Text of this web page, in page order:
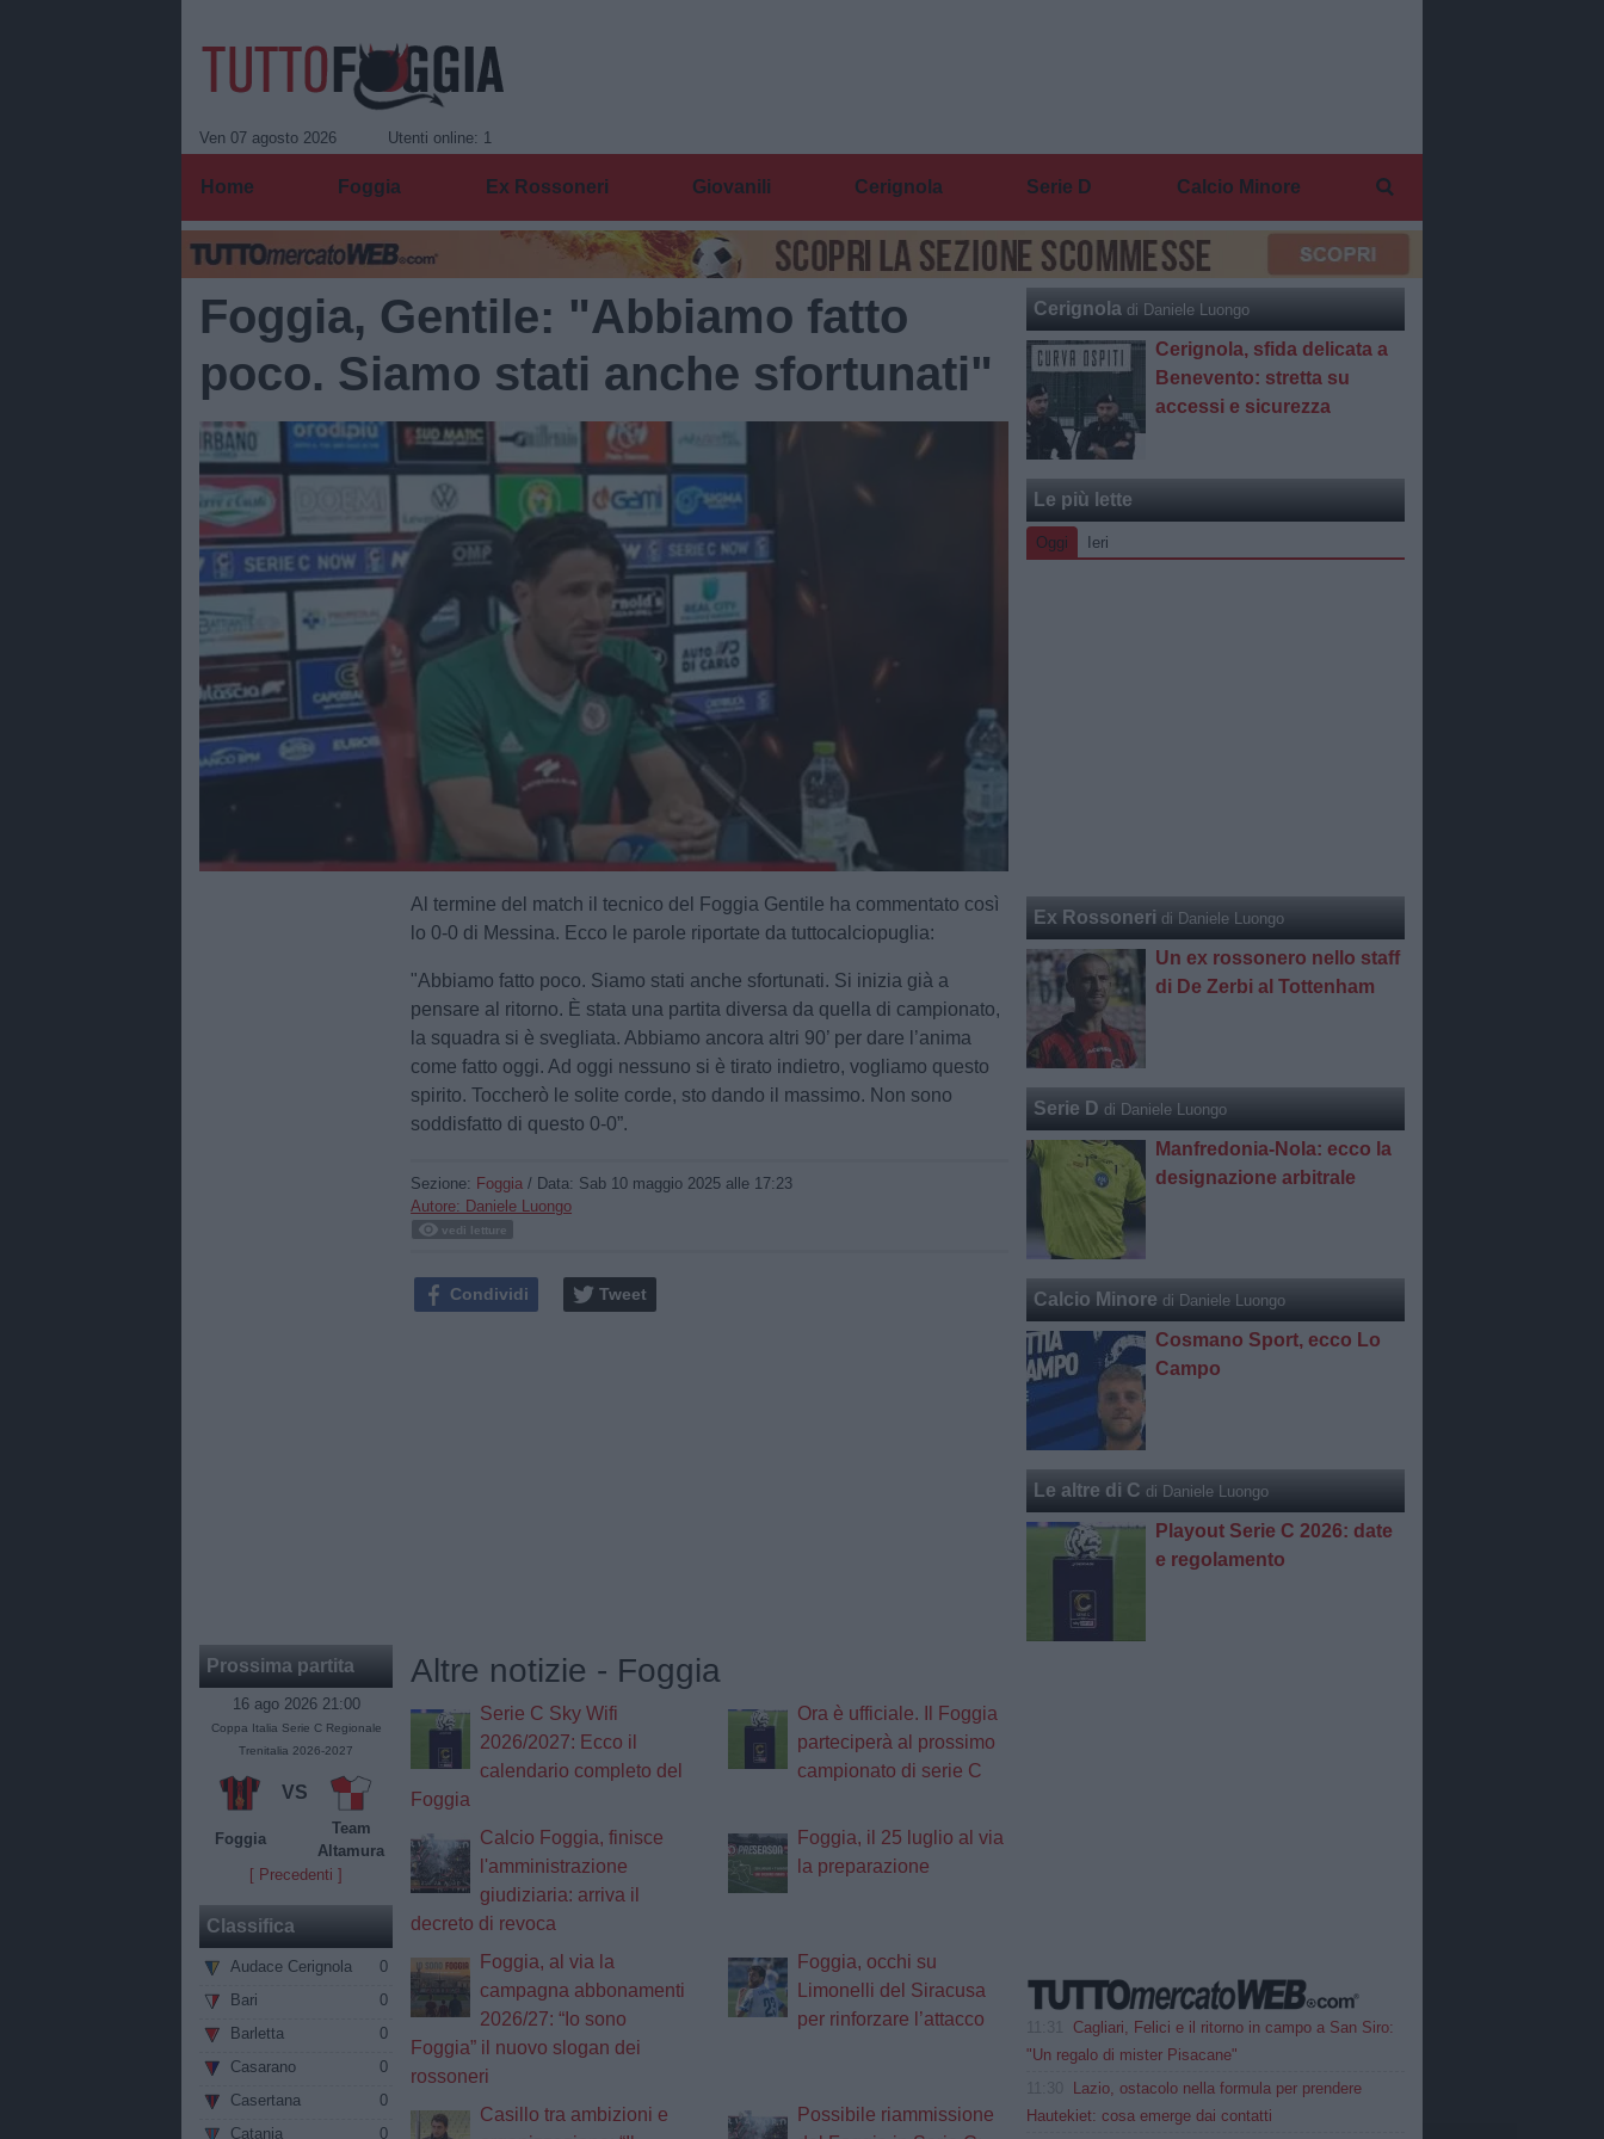
Ven 07 agosto 2026 Utenti online: 1
Home Foggia Ex Rossoneri Giovanili Cerignola Serie D Calcio Minore
Foggia, Gentile: "Abbiamo fatto
poco. Siamo stati anche sfortunati"
Prossima partita
16 ago 2026 21:00
Coppa Italia Serie C Regionale
Trenitalia 2026-2027
VS
Foggia
Team
Altamura
[ Precedenti ]
Classifica
Audace Cerignola
0
Bari
0
Barletta
0
Casarano
0
Casertana
0
Catania
0
Al termine del match il tecnico del Foggia Gentile ha commentato così
lo 0-0 di Messina. Ecco le parole riportate da tuttocalciopuglia:
"Abbiamo fatto poco. Siamo stati anche sfortunati. Si inizia già a
pensare al ritorno. È stata una partita diversa da quella di campionato,
la squadra si è svegliata. Abbiamo ancora altri 90’ per dare l’anima
come fatto oggi. Ad oggi nessuno si è tirato indietro, vogliamo questo
spirito. Toccherò le solite corde, sto dando il massimo. Non sono
soddisfatto di questo 0-0”.
Sezione: Foggia / Data: Sab 10 maggio 2025 alle 17:23
Autore: Daniele Luongo
vedi letture
Condividi Tweet
Altre notizie - Foggia
Serie C Sky Wifi
2026/2027: Ecco il
calendario completo del
Foggia
Ora è ufficiale. Il Foggia
parteciperà al prossimo
campionato di serie C
Calcio Foggia, finisce
l'amministrazione
giudiziaria: arriva il
decreto di revoca
Foggia, il 25 luglio al via
la preparazione
Foggia, al via la
campagna abbonamenti
2026/27: “Io sono
Foggia” il nuovo slogan dei
rossoneri
Foggia, occhi su
Limonelli del Siracusa
per rinforzare l’attacco
Casillo tra ambizioni e
Possibile riammissione
Cerignola di Daniele Luongo
Cerignola, sfida delicata a
Benevento: stretta su
accessi e sicurezza
Le più lette
Oggi Ieri
Ex Rossoneri di Daniele Luongo
Un ex rossonero nello staff
di De Zerbi al Tottenham
Serie D di Daniele Luongo
Manfredonia-Nola: ecco la
designazione arbitrale
Calcio Minore di Daniele Luongo
Cosmano Sport, ecco Lo
Campo
Le altre di C di Daniele Luongo
Playout Serie C 2026: date
e regolamento
Cagliari, Felici e il ritorno in campo a San Siro:
"Un regalo di mister Pisacane"
Lazio, ostacolo nella formula per prendere
Hautekiet: cosa emerge dai contatti